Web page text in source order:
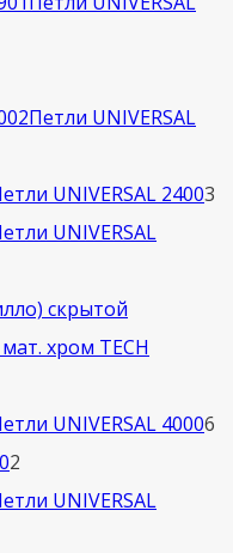
Петли UNIVERSAL
UNIVERSAL 24003
UNIVERSAL
UNIVERSAL 40006
2
товара
UNIVERSAL